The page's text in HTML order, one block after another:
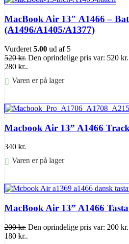
MacBook Air 13″ A1466 –
(A1496/A1405/A1377)
Vurderet 5.00 ud af 5
520kr. Den oprindelige pris var: 520
280 kr..
Varen er på lager
Macbook Air 13” A1466
340 kr.
Varen er på lager
MacBook Air 13” A1466
200kr. Den oprindelige pris var: 200
180 kr..